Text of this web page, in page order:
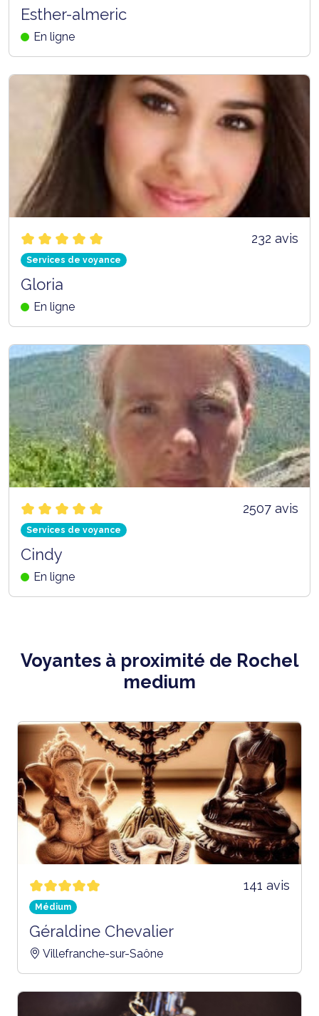
Esther-almeric
En ligne
232 avis
Services de voyance
Gloria
En ligne
2507 avis
Services de voyance
Cindy
En ligne
Voyantes à proximité de Rochel
medium
141 avis
Médium
Géraldine Chevalier
Villefranche-sur-Saône